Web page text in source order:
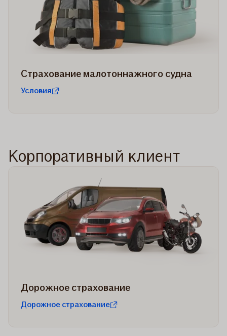
Страхование малотоннажного судна
Условия
Kорпоративный клиент
Дорожное страхование
Дорожное страхование